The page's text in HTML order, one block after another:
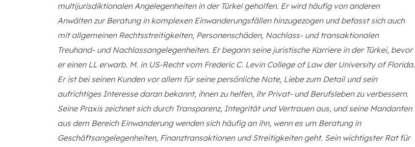
multijurisdiktionalen Angelegenheiten in der Türkei geholfen. Er wird häufig von anderen
Anwälten zur Beratung in komplexen Einwanderungsfällen hinzugezogen und befasst sich auch
mit allgemeinen Rechtsstreitigkeiten, Personenschäden, Nachlass- und transaktionalen
Treuhand- und Nachlassangelegenheiten. Er begann seine juristische Karriere in der Türkei, bevor
er einen LL erwarb. M. in US-Recht vom Frederic C. Levin College of Law der University of Florida.
Er ist bei seinen Kunden vor allem für seine persönliche Note, Liebe zum Detail und sein
aufrichtiges Interesse daran bekannt, ihnen zu helfen, ihr Privat- und Berufsleben zu verbessern.
Seine Praxis zeichnet sich durch Transparenz, Integrität und Vertrauen aus, und seine Mandanten
aus dem Bereich Einwanderung wenden sich häufig an ihn, wenn es um Beratung in
Geschäftsangelegenheiten, Finanztransaktionen und Streitigkeiten geht. Sein wichtigster Rat für